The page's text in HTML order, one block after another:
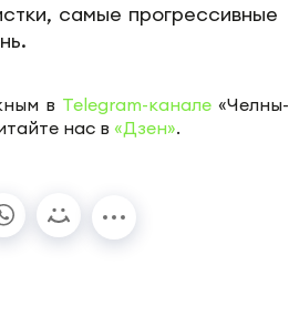
самые прогрессивные
в Telegram-канале «Челны-
нас в «Дзен».